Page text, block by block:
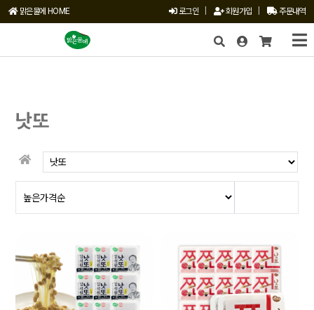
맑은물에 HOME 로그인| 회원가입 주문내역
낫또